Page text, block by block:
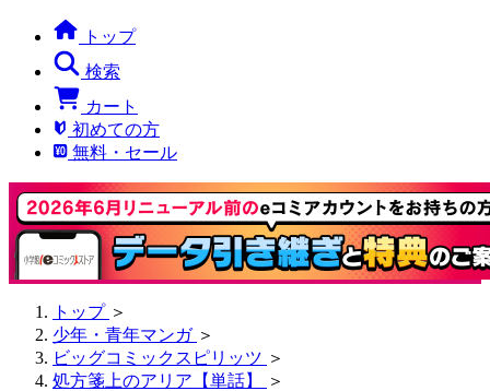
トップ
検索
カート
初めての方
無料・セール
トップ ＞
少年・青年マンガ ＞
ビッグコミックスピリッツ ＞
処方箋上のアリア【単話】
＞